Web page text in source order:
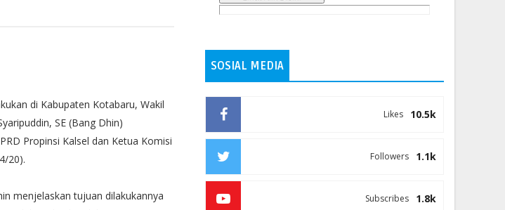
di Kabupaten Kotabaru, Wakil
SE (Bang Dhin)
Propinsi Kalsel dan Ketua Komisi
20).
menjelaskan tujuan dilakukannya
SOSIAL MEDIA
10.5k
Likes
1.1k
Followers
1.8k
Subscribes